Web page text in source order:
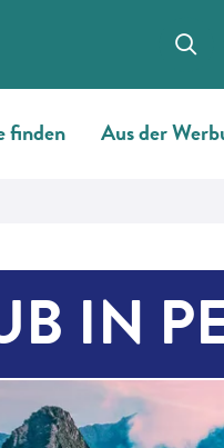
finden Aus der
IN